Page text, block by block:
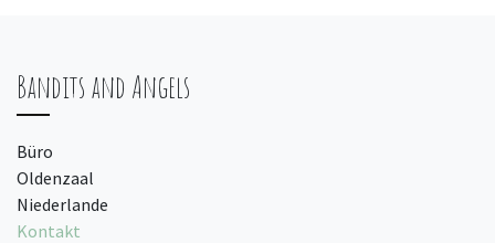
Bandits and Angels
Büro
Oldenzaal
Niederlande
Kontakt